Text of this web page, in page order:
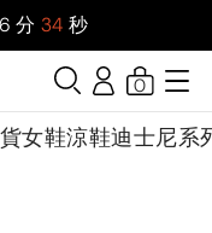
分 33 秒
女鞋涼鞋迪士尼系
0